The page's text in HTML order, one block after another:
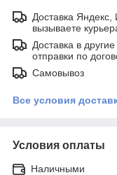
Доставка Яндекс,
вызываете
Доставка в
отправки по
Самовывоз
Все условия
Условия оплаты
Наличными